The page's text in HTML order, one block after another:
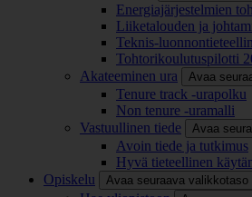
Energiajärjestelmien
Liiketalouden ja
Teknis-
Tohtorikoulutuspilotti
Akateeminen ura
Avaa
Tenure track -urapolku
Non tenure -uramalli
Vastuullinen tiede
Avaa
Avoin tiede ja tutkimus
Hyvä tieteellinen
Opiskelu
Avaa seuraava valikkotaso